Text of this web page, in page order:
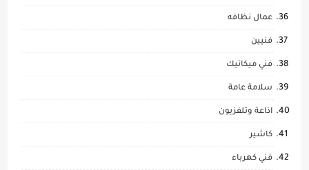
عمال نظافه
فنيين
فني ميكانيك
سلامة عامة
اذاعة وتلفزيون
كاشير
فني كهرباء